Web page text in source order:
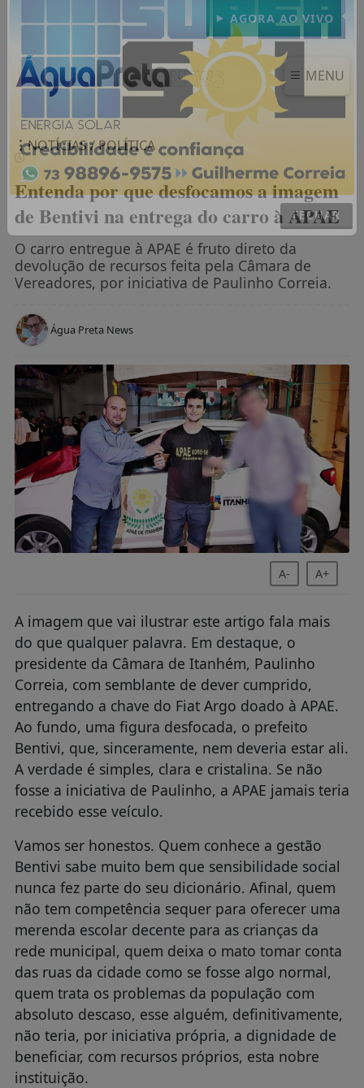
AGORA AO VIVO
MENU
FECHAR
NOTÍCIAS / POLÍTICA
Entenda por que desfocamos a imagem
de Bentivi na entrega do carro à APAE
O carro entregue à APAE é fruto direto da
devolução de recursos feita pela Câmara de
Vereadores, por iniciativa de Paulinho Correia.
Água Preta News
A- A+
A imagem que vai ilustrar este artigo fala mais
do que qualquer palavra. Em destaque, o
presidente da Câmara de Itanhém, Paulinho
Correia, com semblante de dever cumprido,
entregando a chave do Fiat Argo doado à APAE.
Ao fundo, uma figura desfocada, o prefeito
Bentivi, que, sinceramente, nem deveria estar ali.
A verdade é simples, clara e cristalina. Se não
fosse a iniciativa de Paulinho, a APAE jamais teria
recebido esse veículo.
Vamos ser honestos. Quem conhece a gestão
Bentivi sabe muito bem que sensibilidade social
nunca fez parte do seu dicionário. Afinal, quem
não tem competência sequer para oferecer uma
merenda escolar decente para as crianças da
rede municipal, quem deixa o mato tomar conta
das ruas da cidade como se fosse algo normal,
quem trata os problemas da população com
absoluto descaso, esse alguém, definitivamente,
não teria, por iniciativa própria, a dignidade de
beneficiar, com recursos próprios, esta nobre
instituição.